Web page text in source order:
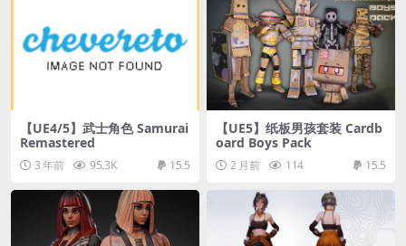
【UE4/5】武士角色 Samurai
Remastered
3 年前 95.3K 15.5
【UE5】纸板男孩套装 Cardb
oard Boys Pack
2 月前 114 15.5